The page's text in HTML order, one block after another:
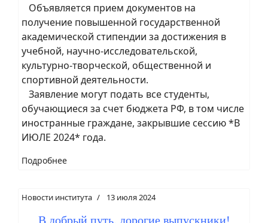
Объявляется прием документов на
получение повышенной государственной
академической стипендии за достижения в
учебной, научно-исследовательской,
культурно-творческой, общественной и
спортивной деятельности.
Заявление могут подать все студенты,
обучающиеся за счет бюджета РФ, в том числе
иностранные граждане, закрывшие сессию *В
ИЮЛЕ 2024* года.
Подробнее
Новости института 13 июля 2024
В добрый путь, дорогие выпускники!